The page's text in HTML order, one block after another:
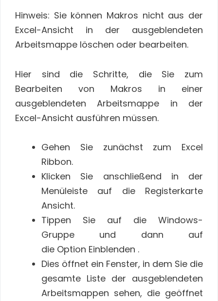
Hinweis: Sie können Makros nicht aus der
Excel-Ansicht in der ausgeblendeten
Arbeitsmappe löschen oder bearbeiten.
Hier sind die Schritte, die Sie zum
Bearbeiten von Makros in einer
ausgeblendeten Arbeitsmappe in der
Excel-Ansicht ausführen müssen.
Gehen Sie zunächst zum Excel
Ribbon.
Klicken Sie anschließend in der
Menüleiste auf die Registerkarte
Ansicht.
Tippen Sie auf die Windows-
Gruppe und dann auf
die Option Einblenden .
Dies öffnet ein Fenster, in dem Sie die
gesamte Liste der ausgeblendeten
Arbeitsmappen sehen, die geöffnet